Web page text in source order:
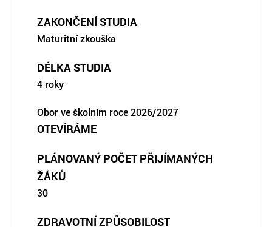
ZAKONČENÍ STUDIA
Maturitní zkouška
DÉLKA STUDIA
4 roky
Obor ve školním roce 2026/2027
OTEVÍRÁME
PLÁNOVANÝ POČET PŘIJÍMANÝCH
ŽÁKŮ
30
ZDRAVOTNÍ ZPŮSOBILOST